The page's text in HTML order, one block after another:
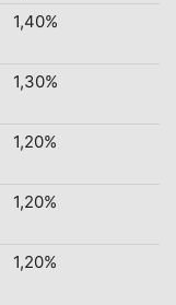
1,40%
1,30%
1,20%
1,20%
1,20%